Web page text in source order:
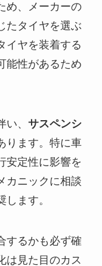
め、メーカーの
たタイヤを選ぶ
イヤを装着する
能性があるため
、 サスペンシ
ります。特に車
安定性に影響を
カニックに相談
ます。
するかも必ず確
は見た目のカス